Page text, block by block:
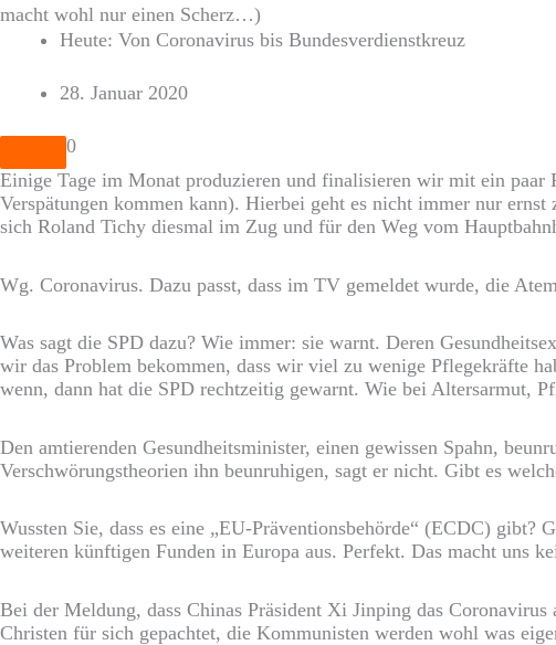
macht wohl nur einen Scherz…)
Heute: Von Coronavirus bis Bundesverdienstkreuz
28. Januar 2020
0
Einige Tage im Monat produzieren und finalisieren wir mit ein paar
Verspätungen kommen kann). Hierbei geht es nicht immer nur
sich Roland Tichy diesmal im Zug und für den Weg vom
Wg. Coronavirus. Dazu passt, dass im TV gemeldet wurde, die
Was sagt die SPD dazu? Wie immer: sie warnt. Deren
wir das Problem bekommen, dass wir viel zu wenige Pflegekräfte
wenn, dann hat die SPD rechtzeitig gewarnt. Wie bei Altersarmut,
Den amtierenden Gesundheitsminister, einen gewissen Spahn,
Verschwörungstheorien ihn beunruhigen, sagt er nicht. Gibt es
Wussten Sie, dass es eine „EU-Präventionsbehörde“ (ECDC)
weiteren künftigen Funden in Europa aus. Perfekt. Das macht uns
Bei der Meldung, dass Chinas Präsident Xi Jinping das
Christen für sich gepachtet, die Kommunisten werden wohl was